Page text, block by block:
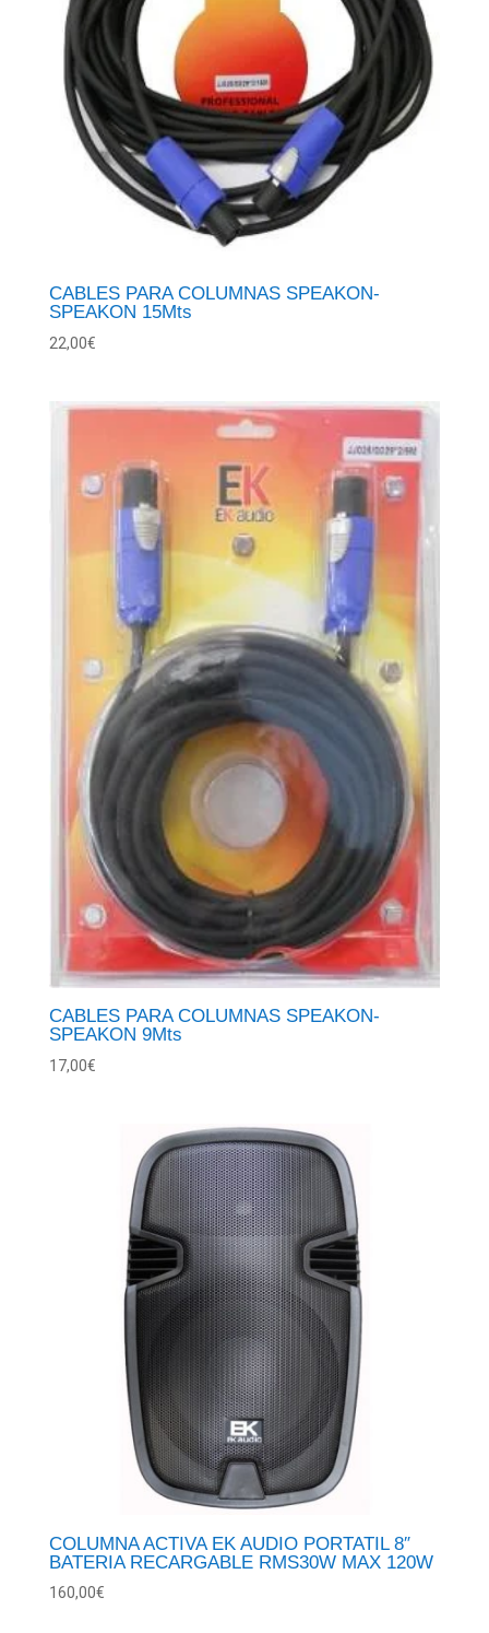
CABLES PARA COLUMNAS SPEAKON-
SPEAKON 15Mts
22,00€
CABLES PARA COLUMNAS SPEAKON-
SPEAKON 9Mts
17,00€
COLUMNA ACTIVA EK AUDIO PORTATIL 8″
BATERIA RECARGABLE RMS30W MAX 120W
160,00€